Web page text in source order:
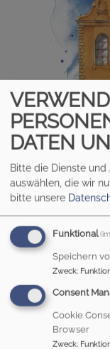
HEILIG
500 Jahre Evangelische
DATEN
Bitte die Dienste
auswählen, die wir
bitte unsere
Funktional
Speichern
Zweck:
Consent
Cookie
Browser
Zweck: